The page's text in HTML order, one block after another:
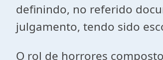
definindo, no referido
julgamento, tendo sido
O rol de horrores